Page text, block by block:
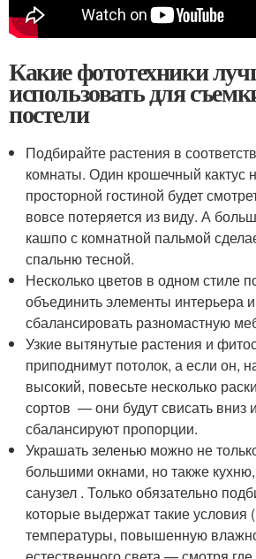
Какие фототехники
использовать для
постели
Подбирайте растения в
комнаты. Один крошечный кактус
просторной гостиной будет
вовсе потеряется из виду. А
кашпо с комнатной пальмой
спальню тесной.
Несколько цветов в одном стиле
объединить элементы интерьера
сбалансировать разномастную
Узкие вытянутые растения и
приподнимут потолок, а если он,
высокий, повесьте несколько
сортов — они будут свисать вниз
сбалансируют пропорции.
Украшать зеленью можно не
большими окнами, но также
санузел . Только обязательно
которые выдержат такие условия
температуры, повышенную